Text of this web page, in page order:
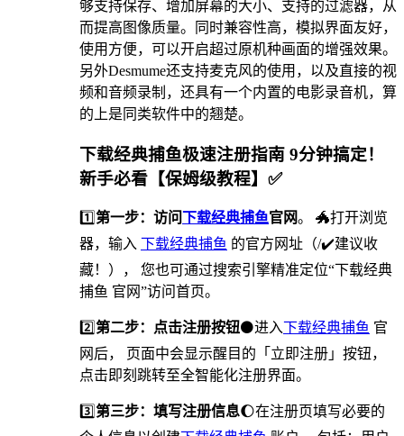
够支持保存、增加屏幕的大小、支持的过滤器，从
而提高图像质量。同时兼容性高，模拟界面友好，
使用方便，可以开启超过原机种画面的增强效果。
另外Desmume还支持麦克风的使用，以及直接的视
频和音频录制，还具有一个内置的电影录音机，算
的上是同类软件中的翘楚。
下载经典捕鱼极速注册指南 9分钟搞定！
新手必看【保姆级教程】✅
1️⃣第一步：访问下载经典捕鱼官网。 🐲打开浏览
器，输入 下载经典捕鱼 的官方网址（/✔️建议收
藏！）， 您也可通过搜索引擎精准定位“下载经典
捕鱼 官网”访问首页。
2️⃣第二步：点击注册按钮⚫进入下载经典捕鱼 官
网后， 页面中会显示醒目的「立即注册」按钮，
点击即刻跳转至全智能化注册界面。
3️⃣第三步：填写注册信息🌔在注册页填写必要的